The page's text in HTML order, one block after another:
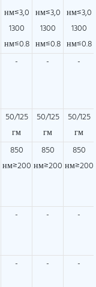
нм≤3,0
1300
нм≤0.8
нм≤3,0
1300
нм≤0.8
нм≤3,0
1300
нм≤0.8
- - -
50/125
гм
50/125
гм
50/125
гм
850
нм≥200
850
нм≥200
850
нм≥200
- - -
- - -